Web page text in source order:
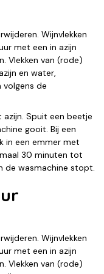
Wijnvlekken
met een in azijn
Vlekken van (rode)
en water,
volgens de
azijn. Spuit een beetje
gooit. Bij een
in een emmer met
30 minuten tot
de wasmachine stopt.
Wijnvlekken
met een in azijn
Vlekken van (rode)